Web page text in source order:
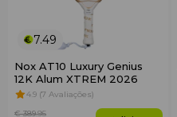
7.49
Nox AT10 Luxury Genius
12K Alum XTREM 2026
4.9 (7 Avaliações)
€ 389.95